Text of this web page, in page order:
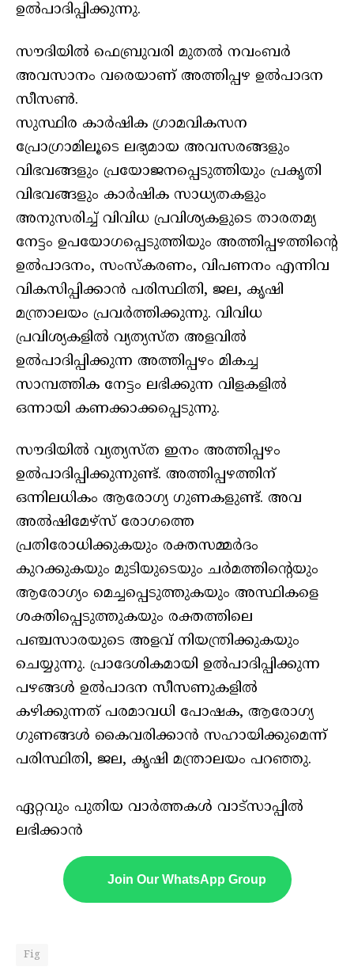
ഉല്‍പാദിപ്പിക്കുന്നു.
സൗദിയില്‍ ഫെബ്രുവരി മുതല്‍ നവംബര്‍
അവസാനം വരെയാണ് അത്തിപ്പഴ ഉല്‍പാദന
സീസണ്‍.
സുസ്ഥിര കാര്‍ഷിക ഗ്രാമവികസന
പ്രോഗ്രാമിലൂടെ ലഭ്യമായ അവസരങ്ങളും
വിഭവങ്ങളും പ്രയോജനപ്പെടുത്തിയും പ്രകൃതി
വിഭവങ്ങളും കാര്‍ഷിക സാധ്യതകളും
അനുസരിച്ച് വിവിധ പ്രവിശ്യകളുടെ താരതമ്യ
നേട്ടം ഉപയോഗപ്പെടുത്തിയും അത്തിപ്പഴത്തിന്റെ
ഉല്‍പാദനം, സംസ്‌കരണം, വിപണനം എന്നിവ
വികസിപ്പിക്കാന്‍ പരിസ്ഥിതി, ജല, കൃഷി
മന്ത്രാലയം പ്രവര്‍ത്തിക്കുന്നു. വിവിധ
പ്രവിശ്യകളില്‍ വ്യത്യസ്ത അളവില്‍
ഉല്‍പാദിപ്പിക്കുന്ന അത്തിപ്പഴം മികച്ച
സാമ്പത്തിക നേട്ടം ലഭിക്കുന്ന വിളകളില്‍
ഒന്നായി കണക്കാക്കപ്പെടുന്നു.
സൗദിയില്‍ വ്യത്യസ്ത ഇനം അത്തിപ്പഴം
ഉല്‍പാദിപ്പിക്കുന്നുണ്ട്. അത്തിപ്പഴത്തിന്
ഒന്നിലധികം ആരോഗ്യ ഗുണകളുണ്ട്. അവ
അല്‍ഷിമേഴ്‌സ് രോഗത്തെ
പ്രതിരോധിക്കുകയും രക്തസമ്മര്‍ദം
കുറക്കുകയും മുടിയുടെയും ചര്‍മത്തിന്റെയും
ആരോഗ്യം മെച്ചപ്പെടുത്തുകയും അസ്ഥികളെ
ശക്തിപ്പെടുത്തുകയും രക്തത്തിലെ
പഞ്ചസാരയുടെ അളവ് നിയന്ത്രിക്കുകയും
ചെയ്യുന്നു. പ്രാദേശികമായി ഉല്‍പാദിപ്പിക്കുന്ന
പഴങ്ങള്‍ ഉല്‍പാദന സീസണുകളില്‍
കഴിക്കുന്നത് പരമാവധി പോഷക, ആരോഗ്യ
ഗുണങ്ങള്‍ കൈവരിക്കാന്‍ സഹായിക്കുമെന്ന്
പരിസ്ഥിതി, ജല, കൃഷി മന്ത്രാലയം പറഞ്ഞു.
ഏറ്റവും പുതിയ വാർത്തകൾ വാട്സാപ്പിൽ
ലഭിക്കാൻ
Join Our WhatsApp Group
Fig